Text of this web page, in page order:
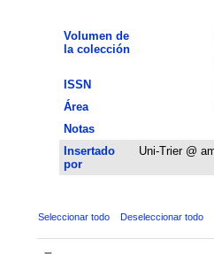
Volumen de
la colección
ISSN
Área
Notas
Insertado
por
Uni-Trier @
Seleccionar todo Deseleccionar todo